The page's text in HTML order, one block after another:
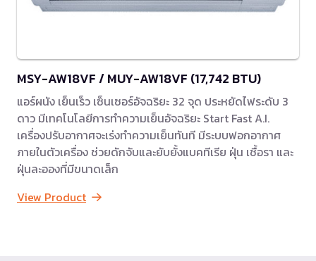
MSY-AW18VF / MUY-AW18VF (17,742 BTU)
แอร์ผนัง เย็นเร็ว เซ็นเซอร์อัจฉริยะ 32 จุด ประหยัดไฟระดับ 3
ดาว มีเทคโนโลยีการทำความเย็นอัจฉริยะ Start Fast A.I.
เครื่องปรับอากาศจะเร่งทำความเย็นทันที มีระบบฟอกอากาศ
ภายในตัวเครื่อง ช่วยดักจับและยับยั้งแบคทีเรีย ฝุ่น เชื้อรา และ
ฝุ่นละอองที่มีขนาดเล็ก
View Product